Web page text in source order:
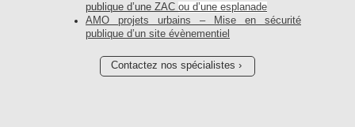
publique d’une ZAC ou d’une esplanade
AMO projets urbains – Mise en sécurité
publique d’un site évènementiel
Contactez nos spécialistes